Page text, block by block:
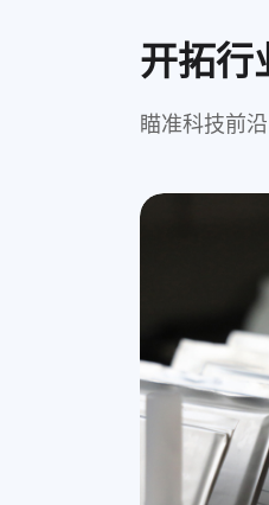
开拓行
瞄准科技前